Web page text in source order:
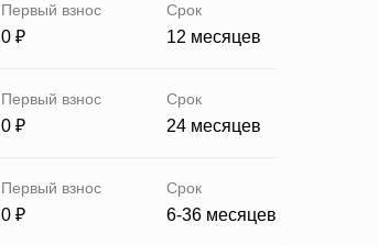
Срок
Первый взнос
6-36 месяцев
0 ₽
Срок
Первый взнос
24 месяцев
0 ₽
Срок
Первый взнос
12 месяцев
0 ₽